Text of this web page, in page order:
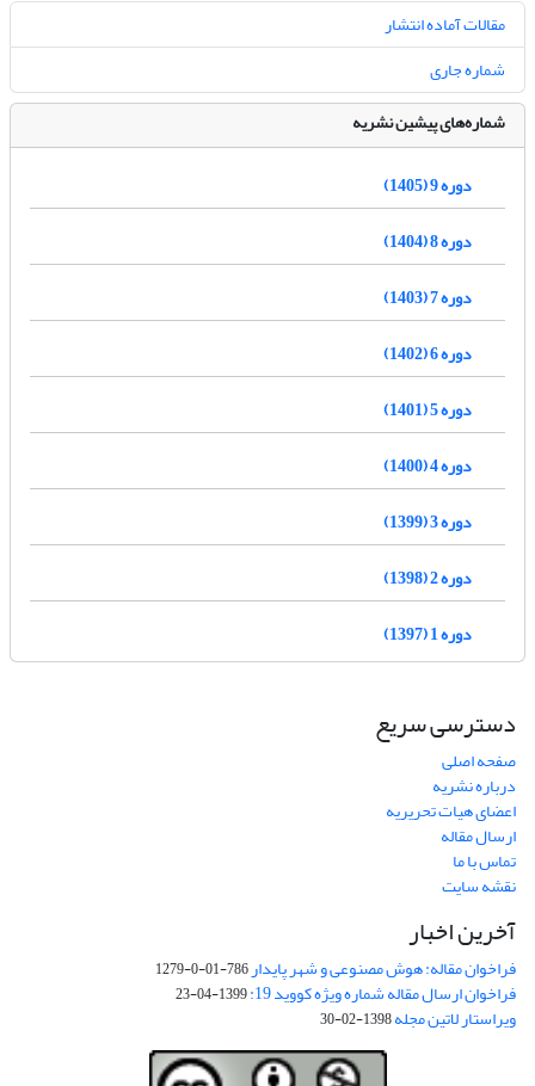
مقالات آماده انتشار
شماره جاری
شماره‌های پیشین نشریه
دوره 9 (1405)
دوره 8 (1404)
دوره 7 (1403)
دوره 6 (1402)
دوره 5 (1401)
دوره 4 (1400)
دوره 3 (1399)
دوره 2 (1398)
دوره 1 (1397)
دسترسی سریع
صفحه اصلی
درباره نشریه
اعضای هیات تحریریه
ارسال مقاله
تماس با ما
نقشه سایت
آخرین اخبار
فراخوان مقاله: هوش مصنوعی و شهر پایدار786-01-0-1279
فراخوان ارسال مقاله شماره ویژه کووید 19: 1399-04-23
ویراستار لاتین مجله1398-02-30